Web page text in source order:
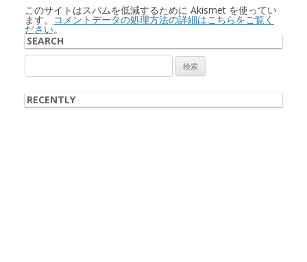
このサイトはスパムを低減するために Akismet を使ってい
ます。 コメントデータの処理方法の詳細はこちらをご覧く
ださい。
SEARCH
索:
RECENTLY